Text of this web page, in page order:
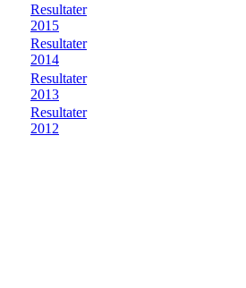
Resultater
2015
Resultater
2014
Resultater
2013
Resultater
2012